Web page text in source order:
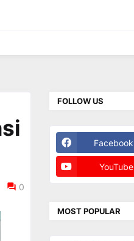
0
FOLLOW US
Facebook
YouTube
MOST POPULAR